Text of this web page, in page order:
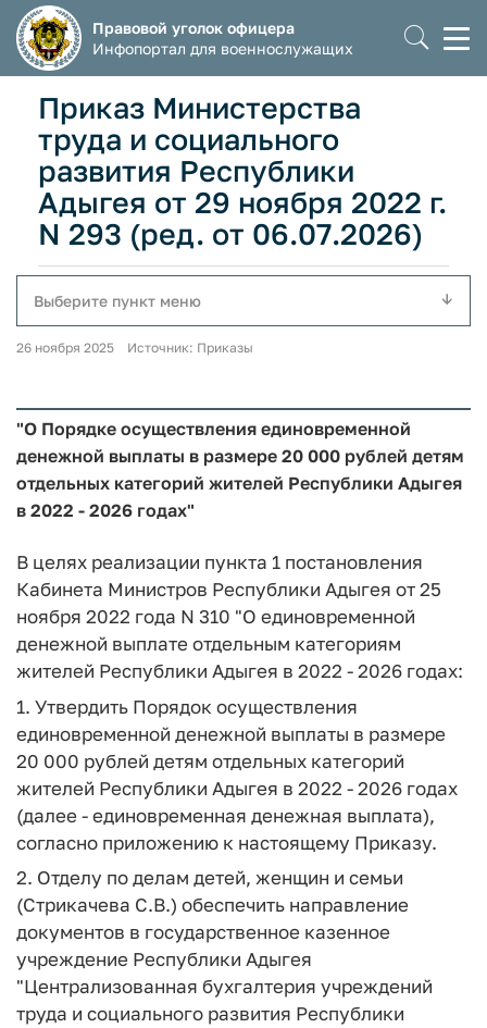
Правовой уголок офицера
Инфопортал для военнослужащих
Приказ Министерства
труда и социального
развития Республики
Адыгея от 29 ноября 2022 г.
N 293 (ред. от 06.07.2026)
Выберите пункт меню
26 ноября 2025 Источник: Приказы
"О Порядке осуществления единовременной
денежной выплаты в размере 20 000 рублей детям
отдельных категорий жителей Республики Адыгея
в 2022 - 2026 годах"
В целях реализации пункта 1 постановления
Кабинета Министров Республики Адыгея от 25
ноября 2022 года N 310 "О единовременной
денежной выплате отдельным категориям
жителей Республики Адыгея в 2022 - 2026 годах:
1. Утвердить Порядок осуществления
единовременной денежной выплаты в размере
20 000 рублей детям отдельных категорий
жителей Республики Адыгея в 2022 - 2026 годах
(далее - единовременная денежная выплата),
согласно приложению к настоящему Приказу.
2. Отделу по делам детей, женщин и семьи
(Стрикачева С.В.) обеспечить направление
документов в государственное казенное
учреждение Республики Адыгея
"Централизованная бухгалтерия учреждений
труда и социального развития Республики